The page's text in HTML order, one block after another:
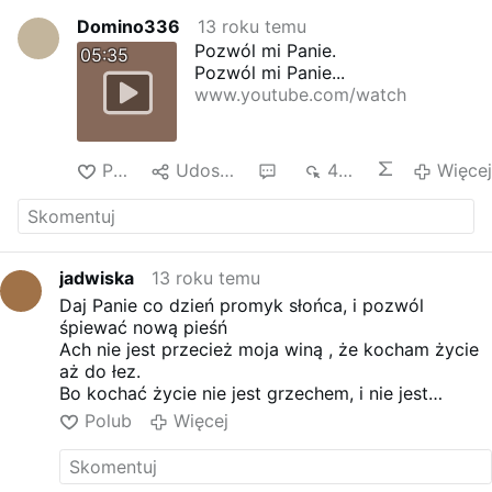
Domino336
13 roku temu
05:35
Pozwól mi Panie.
Pozwól mi Panie...
www.youtube.com/watch
Polub Udostępnij 4 tys. Więcej
jadwiska
13 roku temu
Daj Panie co dzień promyk słońca, i pozwól
śpiewać nową pieśń
Ach nie jest przecież moja winą , że kocham życie
aż do łez.
Bo kochać życie nie jest grzechem, i nie jest
zdradą Twoich praw ,
Więc daj mi Panie trochę szczęścia, i obym
zdrowym był to spraw
Ja nic odżycia prawie nie chce ,i nie wymagam
Polub Więcej